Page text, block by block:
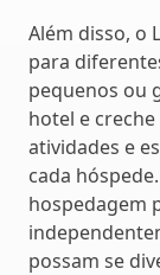
Além disso, o
para
pequenos ou
hotel e creche
atividades e
cada
hospedagem
possam se